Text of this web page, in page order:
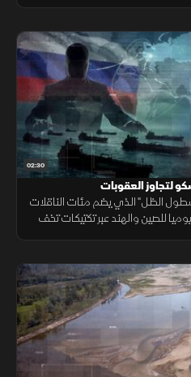
02:30
لتجاوز العقوبات
الظل" الذي يضم مئات الناقلات
نفط يوميا للصين والهند عبر تكتيكات تخف